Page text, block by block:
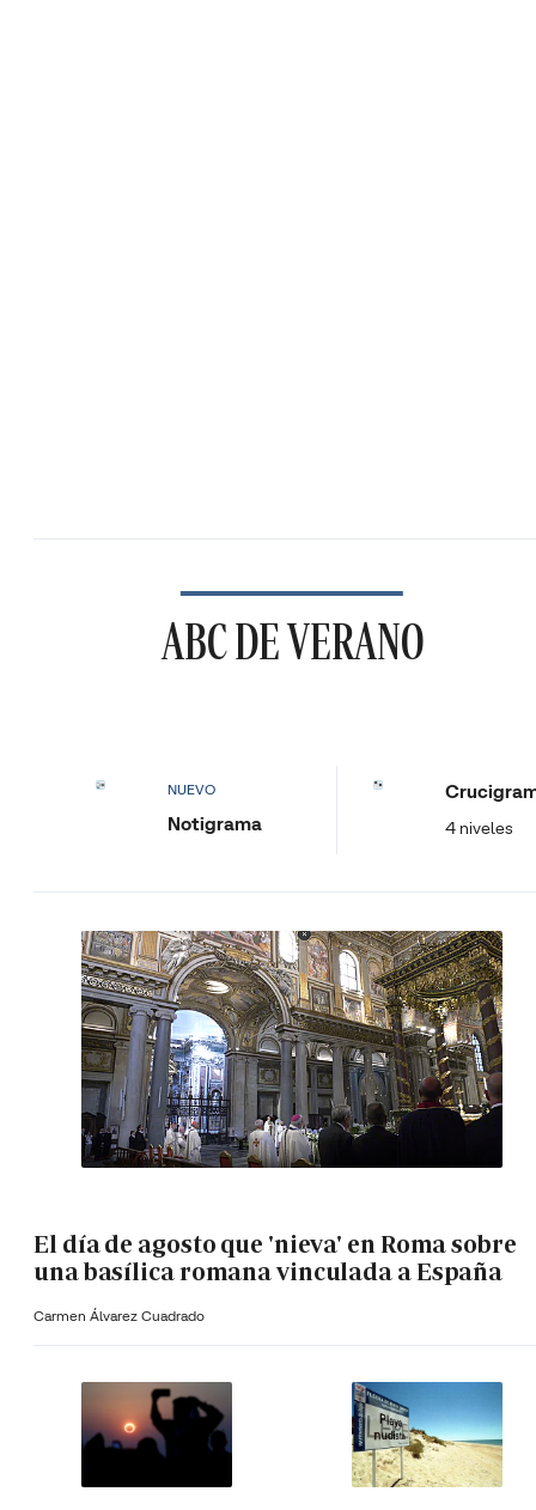
ABC DE VERANO
NUEVO
Notigrama 4 niveles
El día de agosto que 'nieva' en Roma sobre
una basílica romana vinculada a España
Carmen Álvarez Cuadrado